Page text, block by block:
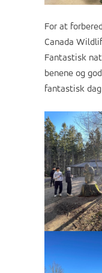
For at
Canada
Fantastisk
benene og
fantastisk